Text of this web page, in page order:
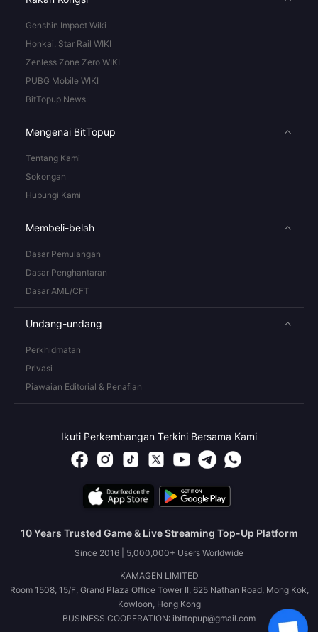
Genshin Impact Wiki
Honkai: Star Rail WIKI
Zenless Zone Zero WIKI
PUBG Mobile WIKI
BitTopup News
Mengenai BitTopup
Tentang Kami
Sokongan
Hubungi Kami
Membeli-belah
Dasar Pemulangan
Dasar Penghantaran
Dasar AML/CFT
Undang-undang
Perkhidmatan
Privasi
Piawaian Editorial & Penafian
Ikuti Perkembangan Terkini Bersama Kami
10 Years Trusted Game & Live Streaming Top-Up Platform
Since 2016 | 5,000,000+ Users Worldwide
KAMAGEN LIMITED
Room 1508, 15/F, Grand Plaza Office Tower II, 625 Nathan Road, Mong Kok,
Kowloon, Hong Kong
BUSINESS COOPERATION: ibittopup@gmail.com